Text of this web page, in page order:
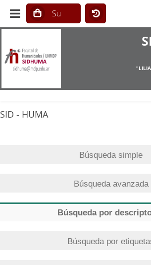
SID - HUMA
Búsqueda simple
Búsqueda avanzada
Búsqueda por
Búsqueda por